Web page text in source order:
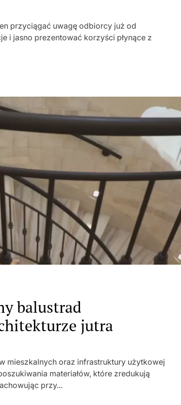
przyciągać uwagę odbiorcy już od
i jasno prezentować korzyści płynące z
balustrad
jutra
mieszkalnych oraz infrastruktury użytkowej
materiałów, które zredukują
przy...